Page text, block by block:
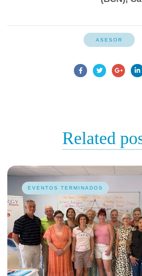
ASESOR
Related
EVENTOS TERMINADOS